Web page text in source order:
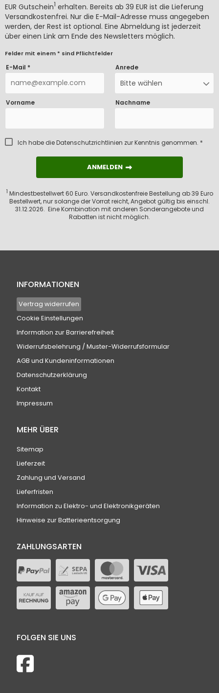
EUR Gutschein1 erhalten. Bereits ab 39 EUR ist die Lieferung
Versandkostenfrei. Nur die E-Mail-Adresse muss angegeben
werden, der Rest ist optional. Eine Abmeldung ist jederzeit
über einen Link am Ende des Newsletters möglich.
Felder mit einem * sind Pflichtfelder
E-Mail * Anrede
Bitte wählen
Vorname Nachname
Ich habe dieDatenschutzrichtlinien zur Kenntnis genommen. *
ANMELDEN
ANMELDEN
1 Mindestbestellwert 60 Euro. Versandkostenfreie Bestellung ab 39 Euro
Bestellwert, nur solange der Vorrat reicht, Angebot gültig bis einschl.
31.12.2026. Eine Kombination mit anderen Sonderangebote und
Rabatten ist nicht möglich.
INFORMATIONEN
Vertrag widerrufen
Cookie Einstellungen
Information zur Barrierefreiheit
Widerrufsbelehrung / Muster-Widerrufsformular
AGB und Kundeninformationen
Datenschutzerklärung
Kontakt
Impressum
MEHR ÜBER
Sitemap
Lieferzeit
Zahlung und Versand
Lieferfristen
Information zu Elektro- und Elektronikgeräten
Hinweise zur Batterieentsorgung
ZAHLUNGSARTEN
FOLGEN SIE UNS